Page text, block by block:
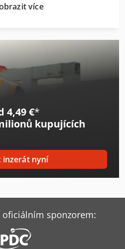
více
4,49 €*
kupujících
inzerát nyní
oficiálním sponzorem: